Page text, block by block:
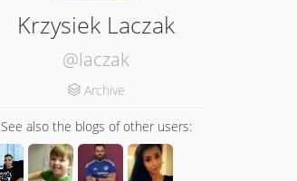
Krzysiek Laczak
@laczak
Archive
See also the blogs of other users: